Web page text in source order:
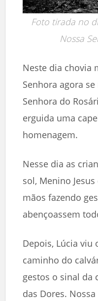
Foto tirada no
Nossa
Neste dia chovia
Senhora agora
Senhora do
erguida uma
homenagem.
Nesse dia as
sol, Menino
mãos fazendo
abençoassem
Depois, Lúcia viu
caminho do
gestos o sinal da
das Dores.